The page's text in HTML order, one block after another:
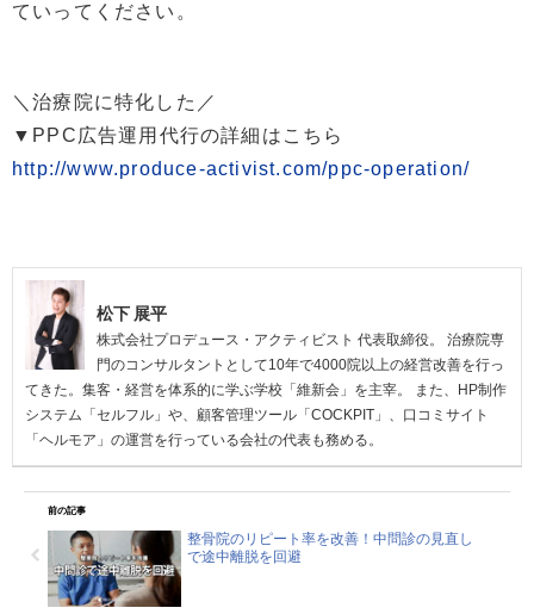
ていってください。
＼治療院に特化した／
▼PPC広告運用代行の詳細はこちら
http://www.produce-activist.com/ppc-operation/
松下 展平
株式会社プロデュース・アクティビスト 代表取締役。 治療院専
門のコンサルタントとして10年で4000院以上の経営改善を行っ
てきた。集客・経営を体系的に学ぶ学校「維新会」を主宰。 また、HP制作
システム「セルフル」や、顧客管理ツール「COCKPIT」、口コミサイト
「ヘルモア」の運営を行っている会社の代表も務める。
前の記事
整骨院のリピート率を改善！中問診の見直し
で途中離脱を回避